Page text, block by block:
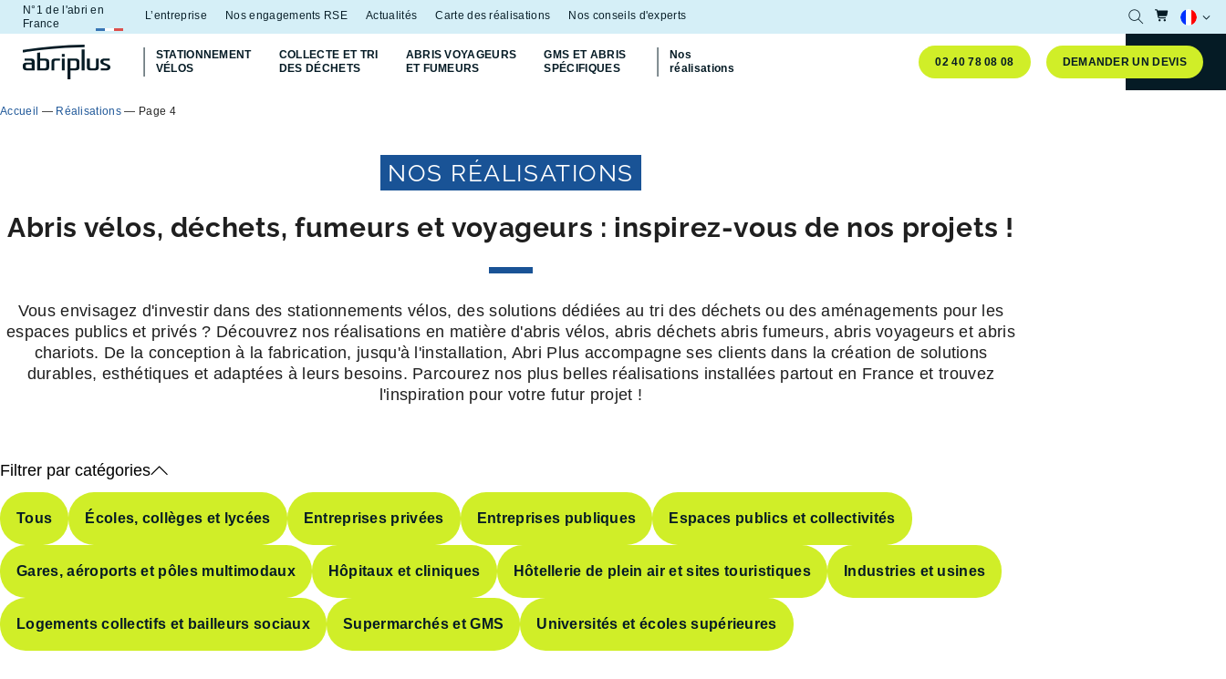
Aller
au
menu
Aller au
contenu
STATIONNEMENT
VÉLOS
COLLECTE ET TRI
DES DÉCHETS
ABRIS VOYAGEURS
ET FUMEURS
GMS ET ABRIS
SPÉCIFIQUES
Nos
réalisations
02 40 78 08 08 DEMANDER UN DEVIS
N°1 de l'abri en
France
L’entreprise Nos engagements RSE Actualités Carte des réalisations Nos conseils d'experts Ouvrir la
Accueil — Réalisations — Page 4
NOS RÉALISATIONS
Abris vélos, déchets, fumeurs et voyageurs : inspirez-vous de nos projets !
Vous envisagez d'investir dans des stationnements vélos, des solutions dédiées au tri des déchets ou des aménagements pour les
espaces publics et privés ? Découvrez nos réalisations en matière d'abris vélos, abris déchets abris fumeurs, abris voyageurs et abris
chariots. De la conception à la fabrication, jusqu'à l'installation, Abri Plus accompagne ses clients dans la création de solutions
durables, esthétiques et adaptées à leurs besoins. Parcourez nos plus belles réalisations installées partout en France et trouvez
l'inspiration pour votre futur projet !
Filtrer par catégories
Tous Écoles, collèges et lycées Entreprises privées Entreprises publiques Espaces publics et collectivités
Gares, aéroports et pôles multimodaux Hôpitaux et cliniques Hôtellerie de plein air et sites touristiques Industries et usines
Logements collectifs et bailleurs sociaux Supermarchés et GMS Universités et écoles supérieures